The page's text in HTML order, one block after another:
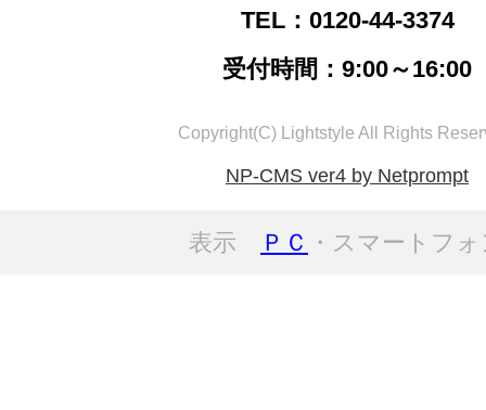
TEL：0120-44-3374
受付時間：9:00～16:00
Copyright(C) Lightstyle All Rights
NP-CMS ver4 by Netprompt
表示 ＰＣ ・スマートフ